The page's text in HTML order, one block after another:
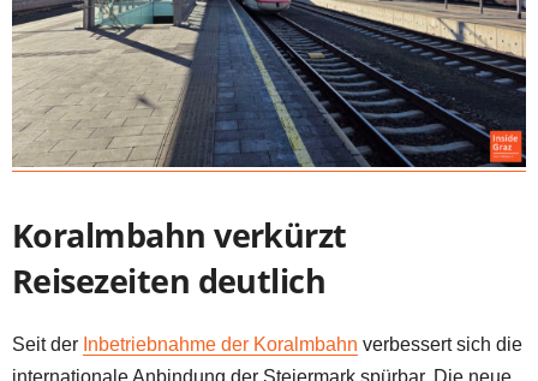
Koralmbahn verkürzt
Reisezeiten deutlich
Seit der Inbetriebnahme der Koralmbahn verbessert sich die
internationale Anbindung der Steiermark spürbar. Die neue